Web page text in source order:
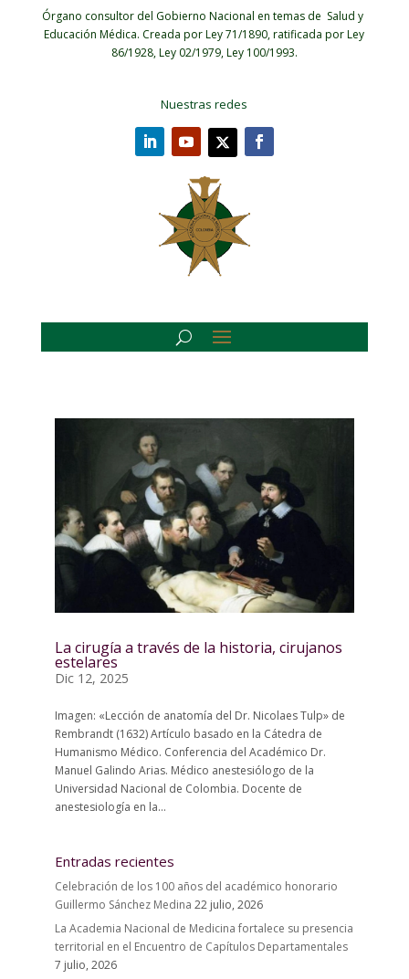
Órgano consultor del Gobierno Nacional en temas de Salud y
Educación Médica. Creada por Ley 71/1890, ratificada por Ley
86/1928, Ley 02/1979, Ley 100/1993.
Nuestras redes
La cirugía a través de la historia, cirujanos
estelares
Dic 12, 2025
Imagen: «Lección de anatomía del Dr. Nicolaes Tulp» de
Rembrandt (1632) Artículo basado en la Cátedra de
Humanismo Médico. Conferencia del Académico Dr.
Manuel Galindo Arias. Médico anestesiólogo de la
Universidad Nacional de Colombia. Docente de
anestesiología en la...
Entradas recientes
Celebración de los 100 años del académico honorario
Guillermo Sánchez Medina 22 julio, 2026
La Academia Nacional de Medicina fortalece su presencia
territorial en el Encuentro de Capítulos Departamentales
7 julio, 2026